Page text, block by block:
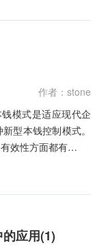
作者：stone
模式是适应现代企
型本钱控制模式。
效性方面都有…
应用(1)